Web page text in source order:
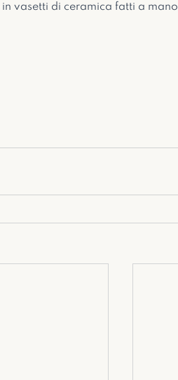
vasetti di ceramica fatti a mano